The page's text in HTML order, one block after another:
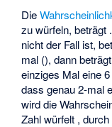
Die
zu würfeln, beträgt
nicht der Fall ist,
mal (), dann
einziges Mal eine
dass genau 2-mal
wird die
Zahl würfelt ,